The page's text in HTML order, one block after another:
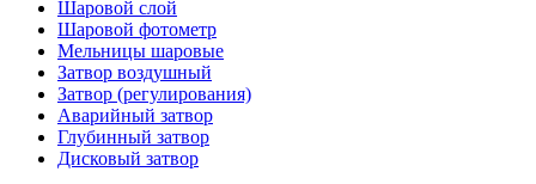
Шаровой слой
Шаровой фотометр
Мельницы шаровые
Затвор воздушный
Затвор (регулирования)
Аварийный затвор
Глубинный затвор
Дисковый затвор